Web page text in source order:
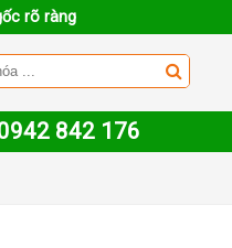
rõ ràng
842 176